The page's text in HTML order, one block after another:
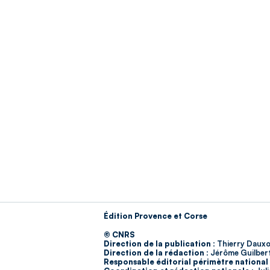
Édition Provence et Corse
© CNRS
Direction de la publication : Thierry
Direction de la rédaction : Jérôme
Responsable éditorial périmètre national